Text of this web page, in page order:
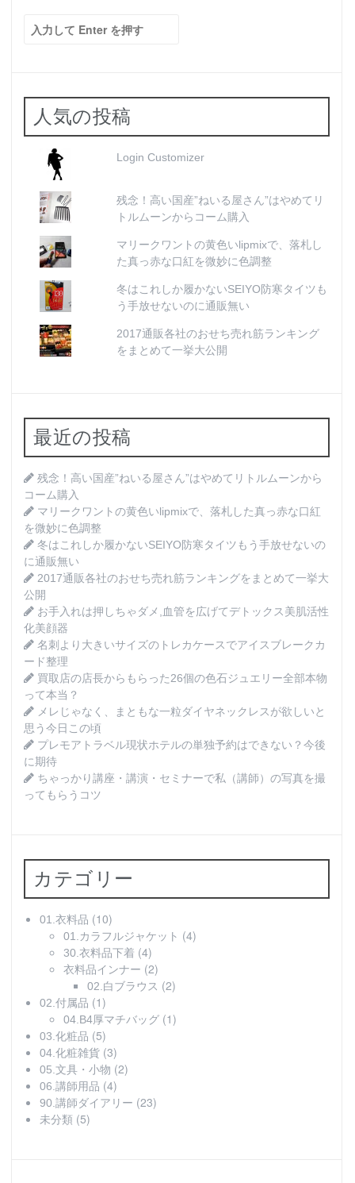
索:
人気の投稿
Login Customizer
残念！高い国産”ねいる屋さん”はやめてリ
トルムーンからコーム購入
マリークワントの黄色いlipmixで、落札し
た真っ赤な口紅を微妙に色調整
冬はこれしか履かないSEIYO防寒タイツも
う手放せないのに通販無い
2017通販各社のおせち売れ筋ランキング
をまとめて一挙大公開
最近の投稿
残念！高い国産”ねいる屋さん”はやめてリトルムーンから
コーム購入
マリークワントの黄色いlipmixで、落札した真っ赤な口紅
を微妙に色調整
冬はこれしか履かないSEIYO防寒タイツもう手放せないの
に通販無い
2017通販各社のおせち売れ筋ランキングをまとめて一挙大
公開
お手入れは押しちゃダメ,血管を広げてデトックス美肌活性
化美顔器
名刺より大きいサイズのトレカケースでアイスブレークカ
ード整理
買取店の店長からもらった26個の色石ジュエリー全部本物
って本当？
メレじゃなく、まともな一粒ダイヤネックレスが欲しいと
思う今日この頃
プレモアトラベル現状ホテルの単独予約はできない？今後
に期待
ちゃっかり講座・講演・セミナーで私（講師）の写真を撮
ってもらうコツ
カテゴリー
01.衣料品 (10)
01.カラフルジャケット (4)
30.衣料品下着 (4)
衣料品インナー (2)
02.白ブラウス (2)
02.付属品 (1)
04.B4厚マチバッグ (1)
03.化粧品 (5)
04.化粧雑貨 (3)
05.文具・小物 (2)
06.講師用品 (4)
90.講師ダイアリー (23)
未分類 (5)